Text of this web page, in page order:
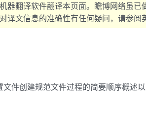
器翻译软件翻译本页面。瞻博网络虽
译文信息的准确性有任何疑问，请参阅
件创建规范文件过程的简要顺序概述以